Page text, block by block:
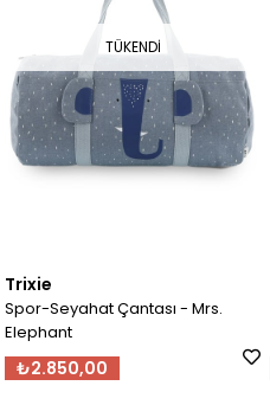
TÜKENDI
Trixie
Spor-Seyahat Çantası - Mrs.
Elephant
₺2.850,00